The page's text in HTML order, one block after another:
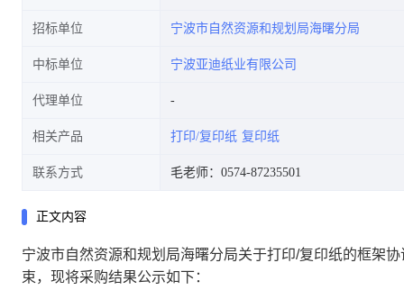
招标单位 宁波市自然资源和规划局海曙分局
中标单位 宁波亚迪纸业有限公司
代理单位
相关产品 打印/复印纸 复印纸
联系方式 毛老师：0574-87235501
正文内容
宁波市自然资源和规划局海曙分局关于打印/复印纸的框架
束，现将采购结果公示如下：